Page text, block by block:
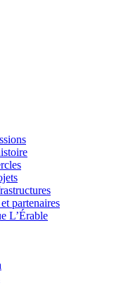
partenaires
L’Érable